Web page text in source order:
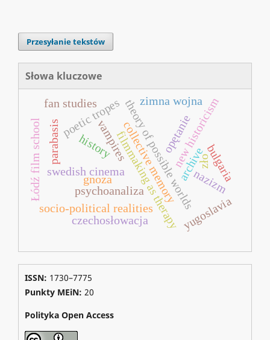
Przesyłanie tekstów
Słowa kluczowe
filmmaking as therapy
theory of possible worlds
vampires
swedish cinema
poetic tropes new historicism
socio-political realities
archive
collective memory
history
parabasis
yugoslavia
Łódź film school psychoanaliza
gnoza
zimna wojna
opętanie
złobulgaria
nazizm
czechosłowacja
fan studies
ISSN: 1730–7775
Punkty MEiN: 20
Polityka Open Access